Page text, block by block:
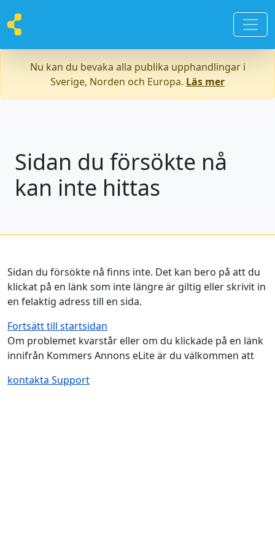
Nu kan du bevaka alla publika upphandlingar i
Sverige, Norden och Europa. Läs mer
Sidan du försökte nå
kan inte hittas
Sidan du försökte nå finns inte. Det kan bero på att du
klickat på en länk som inte längre är giltig eller skrivit in
en felaktig adress till en sida.
Fortsätt till startsidan
Om problemet kvarstår eller om du klickade på en länk
innifrån Kommers Annons eLite är du välkommen att
kontakta Support